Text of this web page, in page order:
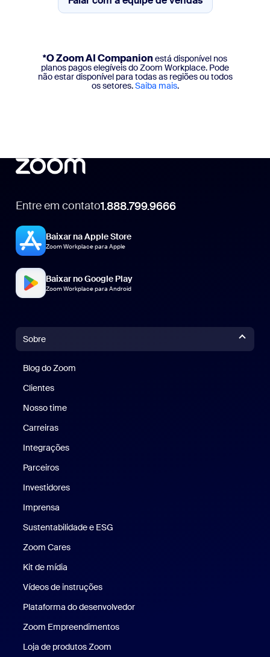
Falar com a equipe de vendas
*O Zoom AI Companionestá disponível nos
planos pagos elegíveis do Zoom Workplace. Pode
não estar disponível para todas as regiões ou todos
os setores.Saiba mais.
Entre em contato1.888.799.9666
Baixar na Apple Store
Zoom Workplace para Apple
Baixar no Google Play
Zoom Workplace para Android
Sobre
Blog do Zoom
Clientes
Nosso time
Carreiras
Integrações
Parceiros
Investidores
Imprensa
Sustentabilidade e ESG
Zoom Cares
Kit de mídia
Vídeos de instruções
Plataforma do desenvolvedor
Zoom Empreendimentos
Loja de produtos Zoom